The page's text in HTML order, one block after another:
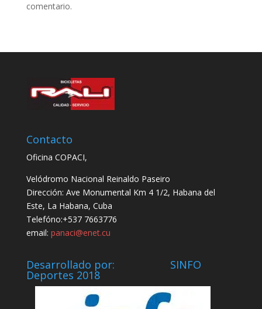
comentario.
Contacto
Oficina COPACI,
Velódromo Nacional Reinaldo Paseiro
Dirección: Ave Monumental Km 4 1/2, Habana del
Este, La Habana, Cuba
Telefóno:+537 7663776
email: panaci@enet.cu
Desarrollado por: SINFO
Deportes 2018